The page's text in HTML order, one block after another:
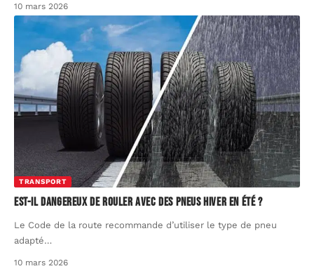
10 mars 2026
TRANSPORT
Est-il dangereux de rouler avec des pneus hiver en été ?
Le Code de la route recommande d’utiliser le type de pneu
adapté…
10 mars 2026